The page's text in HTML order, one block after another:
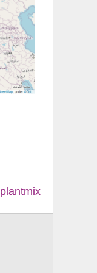
plantmix